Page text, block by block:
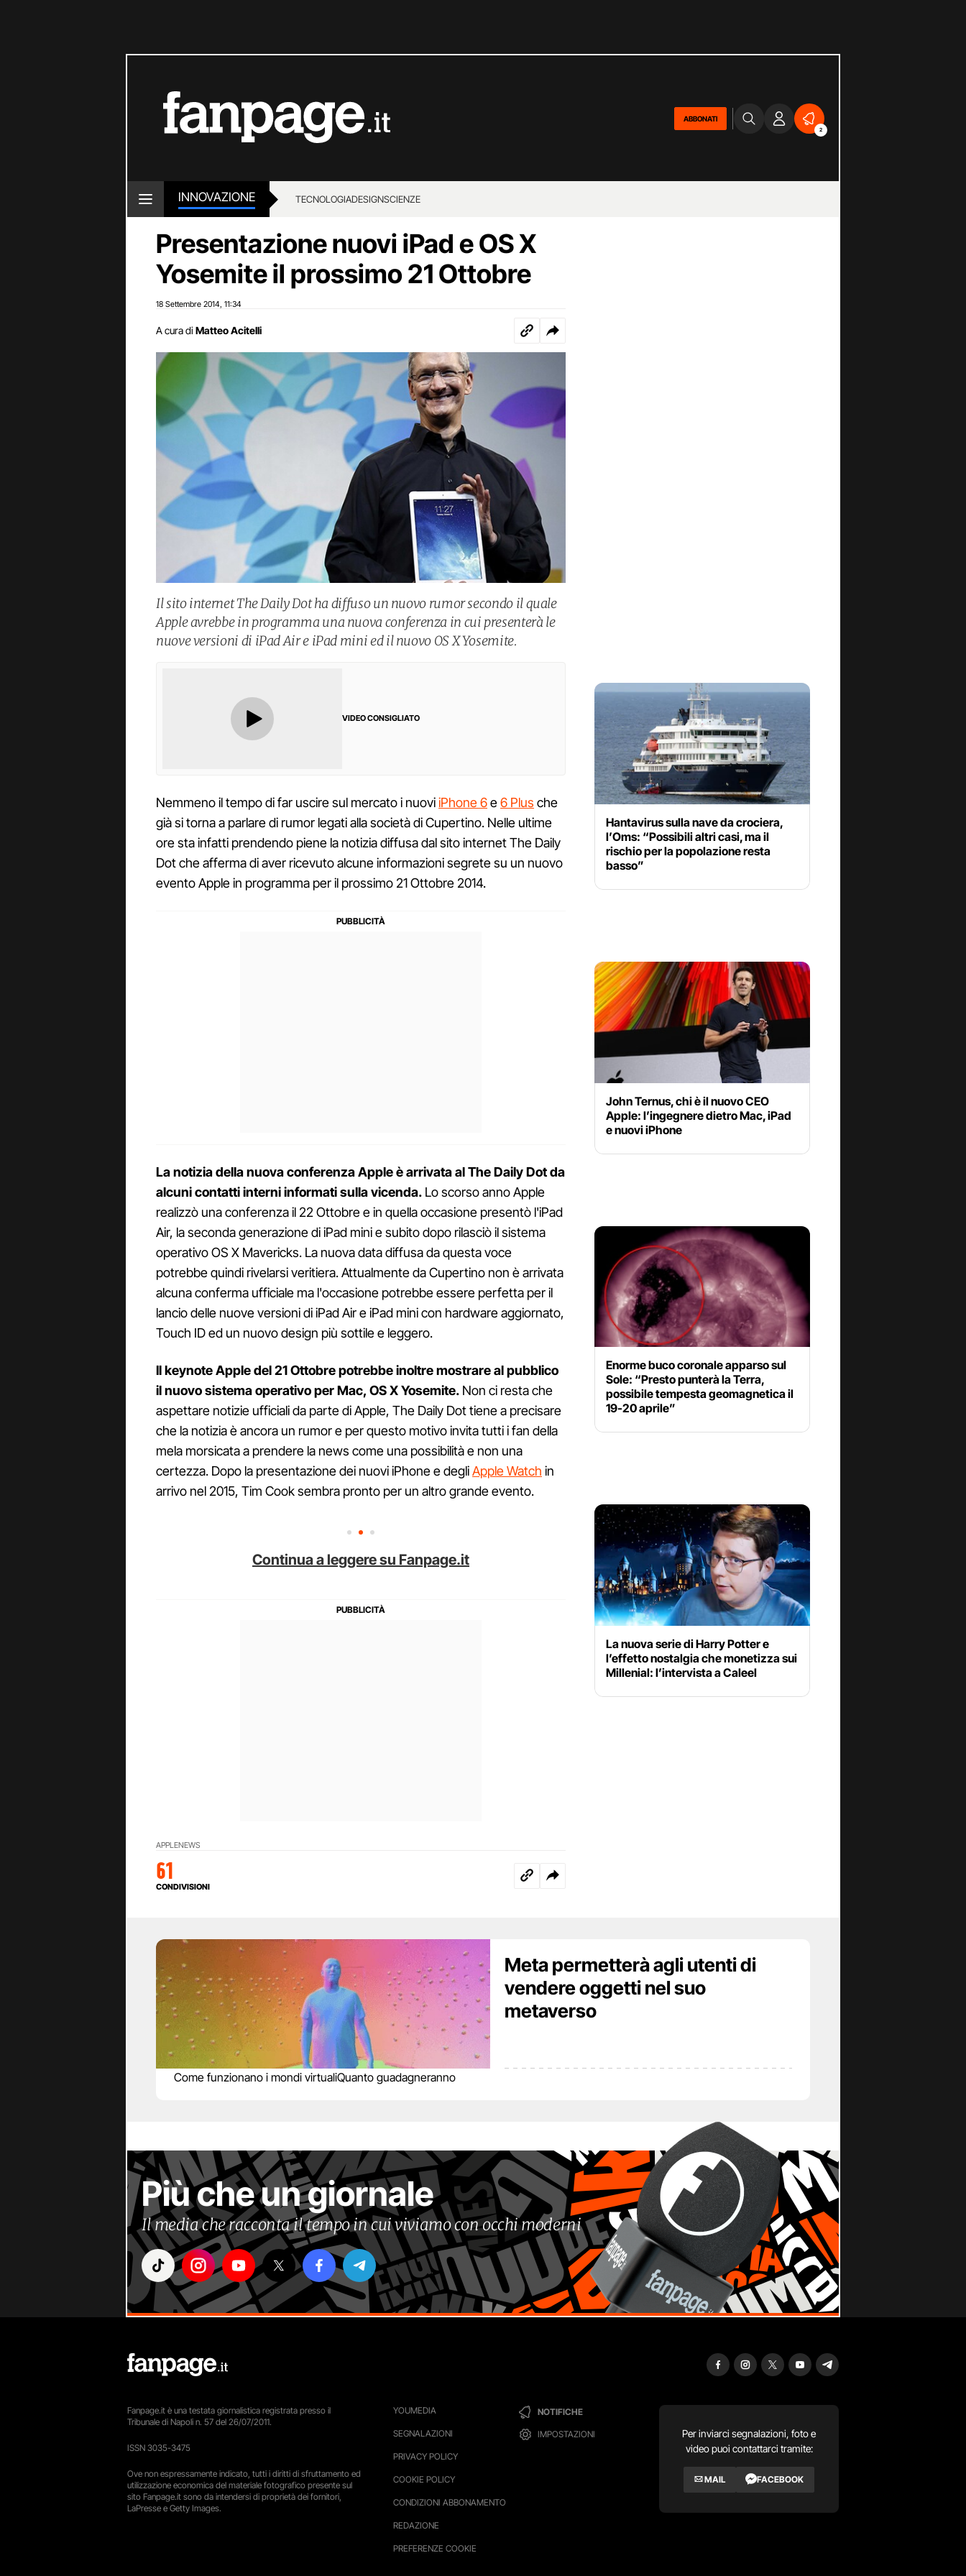
ABBONATI
2
INNOVAZIONE TECNOLOGIADESIGNSCIENZE
Presentazione nuovi iPad e OS X
Yosemite il prossimo 21 Ottobre
18 Settembre 2014 11:34
A cura di Matteo Acitelli
Il sito internet The Daily Dot ha diffuso un nuovo rumor secondo il quale
Apple avrebbe in programma una nuova conferenza in cui presenterà le
nuove versioni di iPad Air e iPad mini ed il nuovo OS X Yosemite.
VIDEO CONSIGLIATO
Nemmeno il tempo di far uscire sul mercato i nuoviiPhone 6e6 Plus che
già si torna a parlare di rumor legati alla società di Cupertino. Nelle ultime
ore sta infatti prendendo piene la notizia diffusa dal sito internet The Daily
Dot che afferma di aver ricevuto alcune informazioni segrete su un nuovo
evento Apple in programma per il prossimo 21 Ottobre 2014.
La notizia della nuova conferenza Apple è arrivata al The Daily Dot da
alcuni contatti interni informati sulla vicenda. Lo scorso anno Apple
realizzò una conferenza il 22 Ottobre e in quella occasione presentò l'iPad
Air, la seconda generazione di iPad mini e subito dopo rilasciò il sistema
operativo OS X Mavericks. La nuova data diffusa da questa voce
potrebbe quindi rivelarsi veritiera. Attualmente da Cupertino non è arrivata
alcuna conferma ufficiale ma l'occasione potrebbe essere perfetta per il
lancio delle nuove versioni di iPad Air e iPad mini con hardware aggiornato,
Touch ID ed un nuovo design più sottile e leggero.
Il keynote Apple del 21 Ottobre potrebbe inoltre mostrare al pubblico
il nuovo sistema operativo per Mac, OS X Yosemite. Non ci resta che
aspettare notizie ufficiali da parte di Apple, The Daily Dot tiene a precisare
che la notizia è ancora un rumor e per questo motivo invita tutti i fan della
mela morsicata a prendere la news come una possibilità e non una
certezza. Dopo la presentazione dei nuovi iPhone e degliApple Watch in
arrivo nel 2015, Tim Cook sembra pronto per un altro grande evento.
Continua a leggere su Fanpage.it
APPLENEWS
61
CONDIVISIONI
Hantavirus sulla nave da crociera,
l’Oms: “Possibili altri casi, ma il
rischio per la popolazione resta
basso”
John Ternus, chi è il nuovo CEO
Apple: l’ingegnere dietro Mac, iPad
e nuovi iPhone
Enorme buco coronale apparso sul
Sole: “Presto punterà la Terra,
possibile tempesta geomagnetica il
19-20 aprile”
La nuova serie di Harry Potter e
l’effetto nostalgia che monetizza sui
Millenial: l’intervista a Caleel
Meta permetterà agli utenti di
vendere oggetti nel suo
metaverso
Come funzionano i mondi virtualiQuanto guadagneranno
Più che un giornale
Il media che racconta il tempo in cui viviamo con occhi moderni
YOUMEDIA
SEGNALAZIONI
PRIVACY POLICY
COOKIE POLICY
CONDIZIONI ABBONAMENTO
REDAZIONE
PREFERENZE COOKIE
NOTIFICHE
IMPOSTAZIONI
Per inviarci segnalazioni, foto e
video puoi contattarci tramite:
MAIL FACEBOOK
Fanpage.it è una testata giornalistica registrata presso il
Tribunale di Napoli n. 57 del 26/07/2011.
ISSN 3035-3475
Ove non espressamente indicato, tutti i diritti di sfruttamento ed
utilizzazione economica del materiale fotografico presente sul
sito Fanpage.it sono da intendersi di proprietà dei fornitori,
LaPresse e Getty Images.